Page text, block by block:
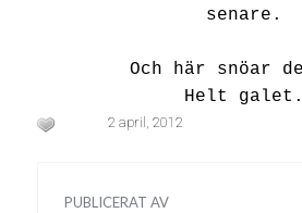
senare.
Och här snöar
Helt galet.
2 april, 2012
PUBLICERAT AV